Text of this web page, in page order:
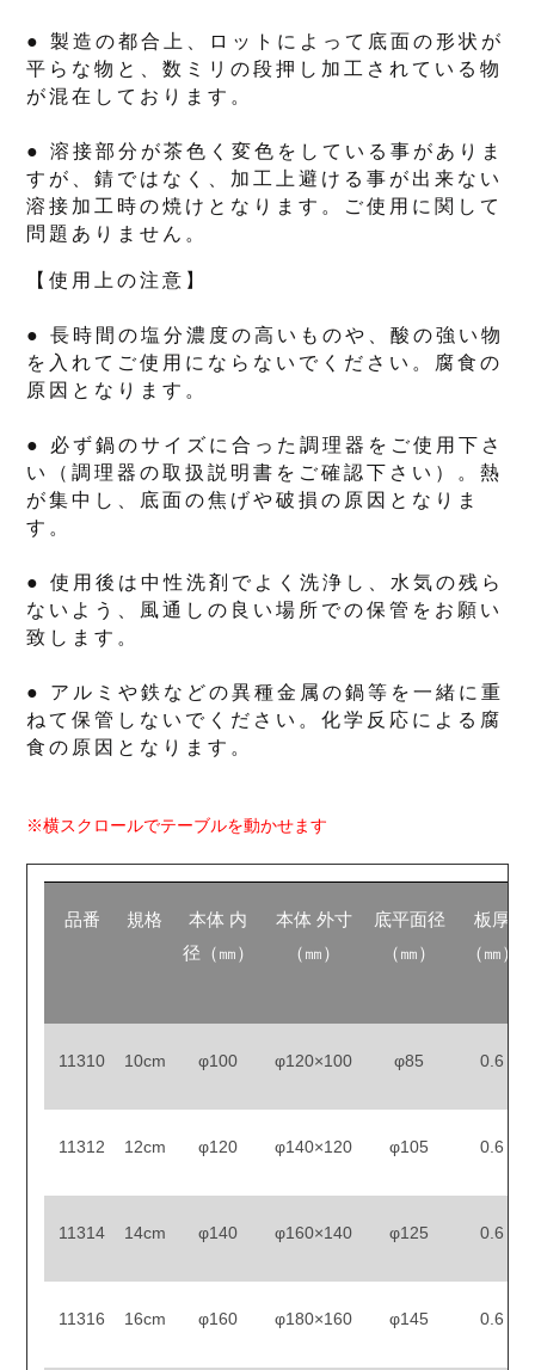
● 製造の都合上、ロットによって底面の形状が
平らな物と、数ミリの段押し加工されている物
が混在しております。
● 溶接部分が茶色く変色をしている事がありま
すが、錆ではなく、加工上避ける事が出来ない
溶接加工時の焼けとなります。ご使用に関して
問題ありません。
【使用上の注意】
● 長時間の塩分濃度の高いものや、酸の強い物
を入れてご使用にならないでください。腐食の
原因となります。
● 必ず鍋のサイズに合った調理器をご使用下さ
い（調理器の取扱説明書をご確認下さい）。熱
が集中し、底面の焦げや破損の原因となりま
す。
● 使用後は中性洗剤でよく洗浄し、水気の残ら
ないよう、風通しの良い場所での保管をお願い
致します。
● アルミや鉄などの異種金属の鍋等を一緒に重
ねて保管しないでください。化学反応による腐
食の原因となります。
※横スクロールでテーブルを動かせます
品番 規格
本体 内
径（㎜）
本体 外寸
（㎜）
底平面径
（㎜）
板厚
（㎜）
11310 10cm φ100 φ120×100 φ85 0.6
11312 12cm φ120 φ140×120 φ105 0.6
11314 14cm φ140 φ160×140 φ125 0.6
11316 16cm φ160 φ180×160 φ145 0.6